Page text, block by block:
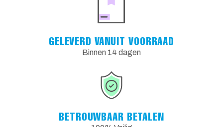
GELEVERD VANUIT VOORRAAD
Binnen 14 dagen
BETROUWBAAR BETALEN